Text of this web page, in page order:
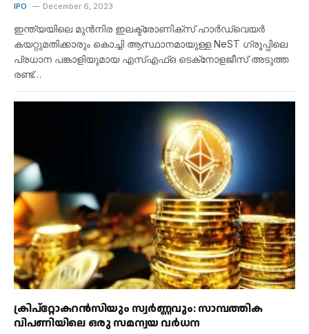
IPO December 6, 2023
ഇന്ത്യയിലെ മുൻനിര ഇലക്ട്രോണിക്‌സ് ഹാർഡ്‌വെയർ
കയറ്റുമതിക്കാരും കൊച്ചി ആസ്ഥാനമായുള്ള NeST ഗ്രൂപ്പിലെ
പ്രധാന പങ്കാളിയുമായ എസ്എഫ്‌ഒ ടെക്‌നോളജീസ് അടുത്ത
രണ്ട്…
ക്രിപ്‌റ്റോകറൻസിയും സ്വർണ്ണവും: സാമ്പത്തിക
വിപണിയിലെ ഒരു സമന്വയ വർധന